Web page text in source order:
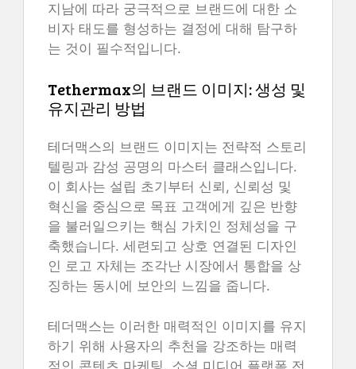
지남에 따라 궁극적으로 브랜드에 대한 소
비자 태도를 형성하는 결정에 대해 탐구하
는 것이 필수적입니다.
Tethermax의 브랜드 이미지: 생성 및
유지관리 방법
테더맥스의 브랜드 이미지는 전략적 스토리
텔링과 감성 공명의 마스터 클래스입니다.
이 회사는 설립 초기부터 신뢰, 신뢰성 및
혁신을 중심으로 목표 고객에게 깊은 반향
을 불러일으키는 핵심 가치인 정체성을 구
축했습니다. 세련되고 상호 연결된 디자인
인 로고 자체는 조각난 시장에서 통합을 상
징하는 동시에 보안의 느낌을 줍니다.
테더맥스는 이러한 매력적인 이미지를 유지
하기 위해 사용자의 추천을 강조하는 매력
적인 콘텐츠 마케팅, 소셜 미디어 플랫폼 전